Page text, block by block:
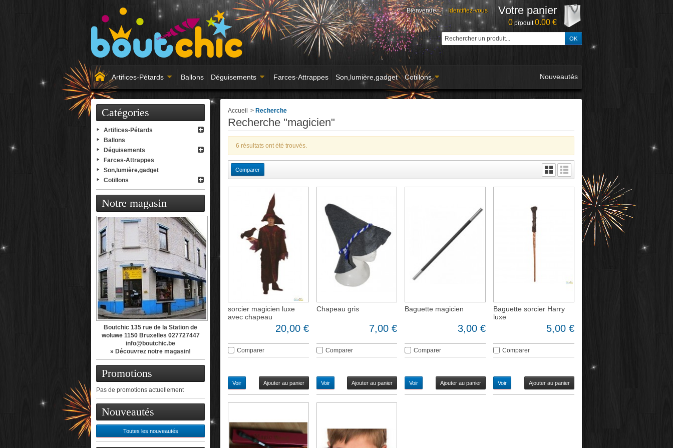
Bienvenue Identifiez-vous Votre panier
0 produit0.00 €
Nouveautés
Artifices-Pétards Ballons Déguisements Farces-Attrappes Son,lumière,gadget Cotillons
Catégories
Artifices-Pétards
Ballons
Déguisements
Farces-Attrappes
Son,lumière,gadget
Cotillons
Notre magasin
Boutchic 135 rue de la Station de
woluwe 1150 Bruxelles 027727447
info@boutchic.be
» Découvrez notre magasin!
Promotions
Pas de promotions actuellement
Nouveautés
Toutes les nouveautés
Accueil > Recherche
Recherche "magicien"
6 résultats ont été trouvés.
sorcier magicien luxe
avec chapeau
20,00 €
Comparer
Voir Ajouter au panier
Chapeau gris
7,00 €
Comparer
Voir Ajouter au panier
Baguette magicien
3,00 €
Comparer
Voir Ajouter au panier
Baguette sorcier Harry
luxe
5,00 €
Comparer
Voir Ajouter au panier